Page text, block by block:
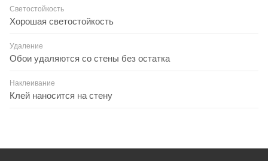
Светостойкость
Хорошая светостойкость
Удаление
Обои удаляются со стены без остатка
Наклеивание
Клей наносится на стену